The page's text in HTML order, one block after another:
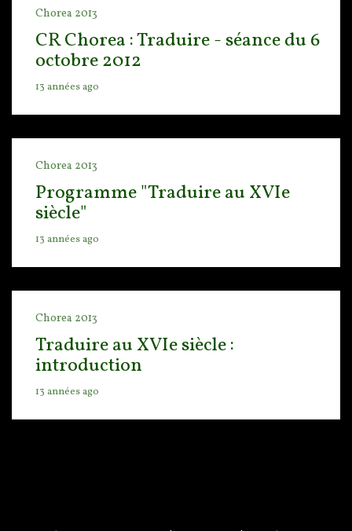
Chorea 2013
CR Chorea : Traduire - séance du 6
octobre 2012
13 années ago
Chorea 2013
Programme "Traduire au XVIe
siècle"
13 années ago
Chorea 2013
Traduire au XVIe siècle :
introduction
13 années ago